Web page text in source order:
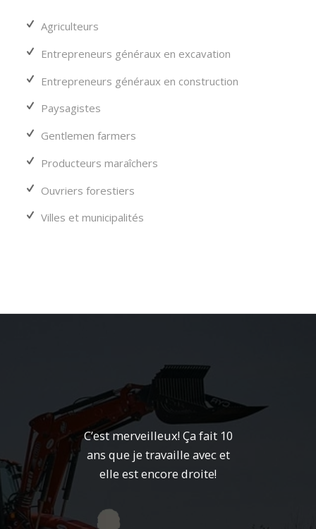
Agriculteurs
Entrepreneurs généraux en excavation
Entrepreneurs généraux en construction
Paysagistes
Gentlemen farmers
Producteurs maraîchers
Ouvriers forestiers
Villes et municipalités
C’est merveilleux! Ça fait 10
ans que je travaille avec et
elle est encore droite!